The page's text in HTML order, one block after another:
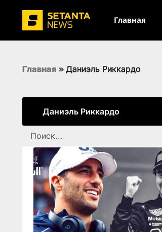
Главная
Главная » Даниэль Риккардо
Даниэль Риккардо